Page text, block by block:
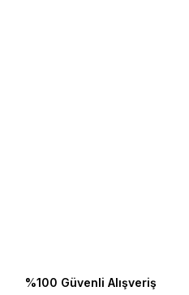
%100 Güvenli Alışveriş